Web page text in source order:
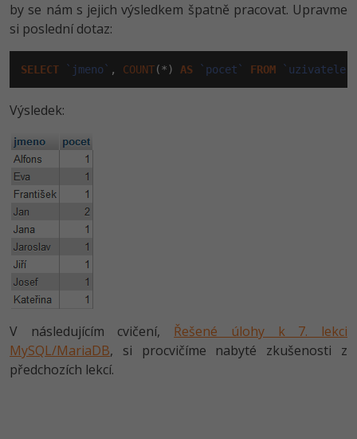
by se nám s jejich výsledkem špatně pracovat. Upravme
si poslední dotaz:
SELECT `jmeno` , COUNT(*) AS `pocet` FROM `uzivatele`
Výsledek:
V následujícím cvičení, Řešené úlohy k 7. lekci
MySQL/MariaDB, si procvičíme nabyté zkušenosti z
předchozích lekcí.